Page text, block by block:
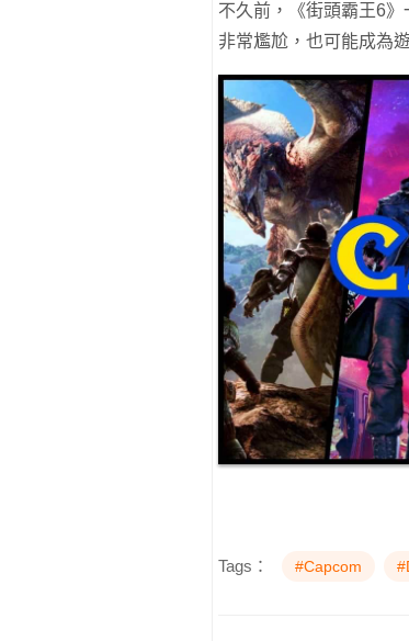
不久前，《街頭霸王6
非常尷尬，也可能成為
Tags： #Capcom